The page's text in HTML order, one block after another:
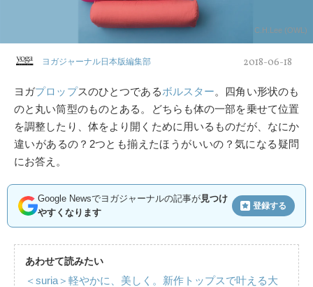
C.H.Lee (OWL)
ヨガジャーナル日本版編集部 2018-06-18
ヨガプロップスのひとつであるボルスター。四角い形状のも
のと丸い筒型のものとある。どちらも体の一部を乗せて位置
を調整したり、体をより開くために用いるものだが、なにか
違いがあるの？2つとも揃えたほうがいいの？気になる疑問
にお答え。
Google Newsでヨガジャーナルの記事が見つけ
やすくなります
登録する
あわせて読みたい
＜suria＞軽やかに、美しく。新作トップスで叶える大